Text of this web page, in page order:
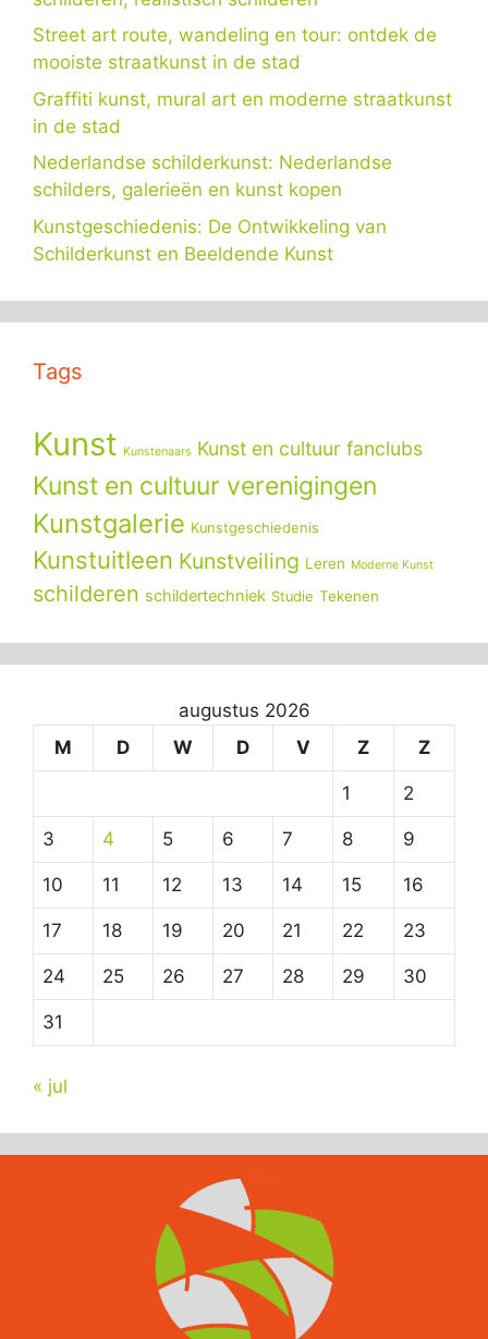
Street art route, wandeling en tour: ontdek de
mooiste straatkunst in de stad
Graffiti kunst, mural art en moderne straatkunst
in de stad
Nederlandse schilderkunst: Nederlandse
schilders, galerieën en kunst kopen
Kunstgeschiedenis: De Ontwikkeling van
Schilderkunst en Beeldende Kunst
Tags
Kunst Kunstenaars Kunst en cultuur fanclubs
Kunst en cultuur verenigingen
Kunstgalerie Kunstgeschiedenis
Kunstuitleen Kunstveiling Leren Moderne Kunst
schilderen schildertechniek Studie Tekenen
augustus 2026
M
D W D V Z Z
1 2
3 4 5 6 7 8 9
10 11 12 13 14 15 16
17 18 19 20 21 22 23
24 25 26 27 28 29 30
31
« jul